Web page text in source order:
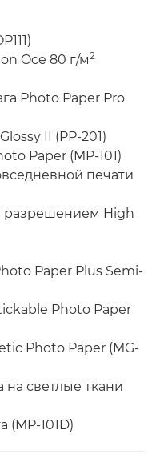
Oce 80 г/м2
Photo Paper Pro
II (PP-201)
Paper (MP-101)
печати
разрешением High
Paper Plus Semi-
Photo Paper
Photo Paper (MG-
светлые ткани
(MP-101D)